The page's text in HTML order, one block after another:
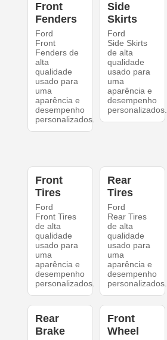
Front
Fenders
Ford
Front
Fenders de
alta
qualidade
usado para
uma
aparência e
desempenho
personalizados.
Side
Skirts
Ford
Side Skirts
de alta
qualidade
usado para
uma
aparência e
desempenho
personalizados.
Front
Tires
Ford
Front Tires
de alta
qualidade
usado para
uma
aparência e
desempenho
personalizados.
Rear
Tires
Ford
Rear Tires
de alta
qualidade
usado para
uma
aparência e
desempenho
personalizados.
Rear
Brake
Front
Wheel